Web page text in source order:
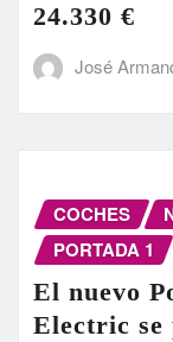
24.330 €
José
COCHES
PORTADA 1
El nuevo
Electric se